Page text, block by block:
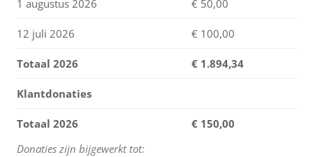
1 augustus 2026 € 50,00
12 juli 2026 € 100,00
Totaal 2026 € 1.894,34
Klantdonaties
Totaal 2026
€ 150,00
Donaties zijn bijgewerkt tot: